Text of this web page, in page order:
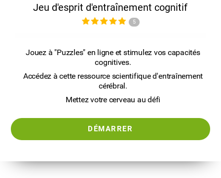
Jeu d'esprit d'entraînement cognitif
5
Jouez à "Puzzles" en ligne et stimulez vos capacités
cognitives.
Accédez à cette ressource scientifique d'entraînement
cérébral.
Mettez votre cerveau au défi
DÉMARRER